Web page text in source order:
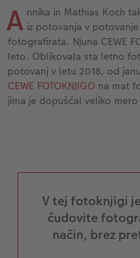
Deluje
Otroška
Zbirka
Nature
Velikost
Premium
Art
Škatle
Paketi
Poročna
Hexxas
Voščilnice
Svet
Izdelki
Darilne
Otroška
Ideje za
Ideje za
Potovanje
Poroka
A nnika in Mathias Koch
iz potovanja v
fotografirata. Njuna CEWE
leto. Oblikovala sta letno
potovanj v letu 2018, od
CEWE FOTOKNJIGO na mat
jima je dopuščal veliko
V tej fotoknjigi
čudovite
način, brez